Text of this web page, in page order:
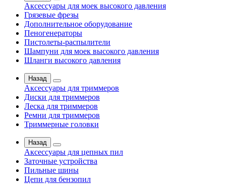
Аксессуары для моек высокого давления
Грязевые фрезы
Дополнительное оборудование
Пеногенераторы
Пистолеты-распылители
Шампуни для моек высокого давления
Шланги высокого давления
Назад
Аксессуары для триммеров
Диски для триммеров
Леска для триммеров
Ремни для триммеров
Триммерные головки
Назад
Аксессуары для цепных пил
Заточные устройства
Пильные шины
Цепи для бензопил